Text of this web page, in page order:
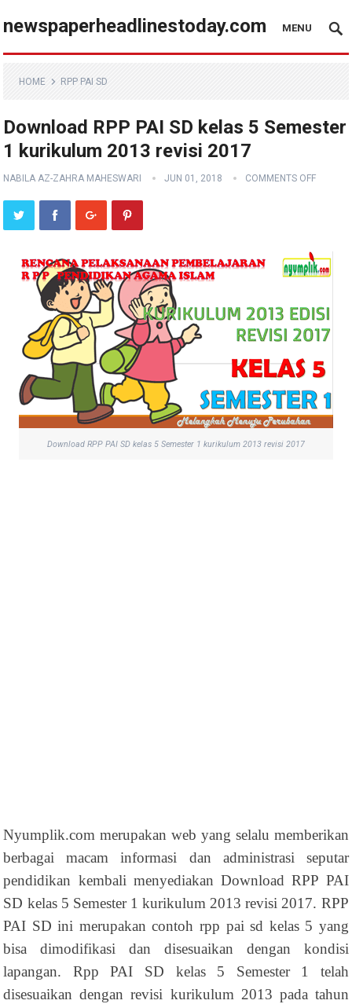
newspaperheadlinestoday.com MENU
HOME RPP PAI SD
Download RPP PAI SD kelas 5 Semester
1 kurikulum 2013 revisi 2017
NABILA AZ-ZAHRA MAHESWARI JUN 01, 2018 COMMENTS OFF
Download RPP PAI SD kelas 5 Semester 1 kurikulum 2013 revisi 2017
Nyumplik.com merupakan web yang selalu memberikan
berbagai macam informasi dan administrasi seputar
pendidikan kembali menyediakan Download RPP PAI
SD kelas 5 Semester 1 kurikulum 2013 revisi 2017. RPP
PAI SD ini merupakan contoh rpp pai sd kelas 5 yang
bisa dimodifikasi dan disesuaikan dengan kondisi
lapangan. Rpp PAI SD kelas 5 Semester 1 telah
disesuaikan dengan revisi kurikulum 2013 pada tahun